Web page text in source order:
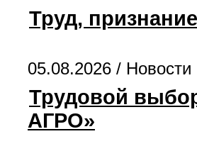
Труд,
05.08.2026 / Новости
Трудовой
АГРО»